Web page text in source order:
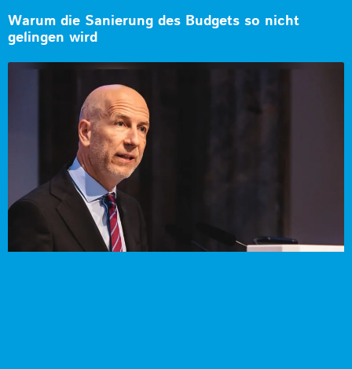
Warum die Sanierung des Budgets so nicht
gelingen wird